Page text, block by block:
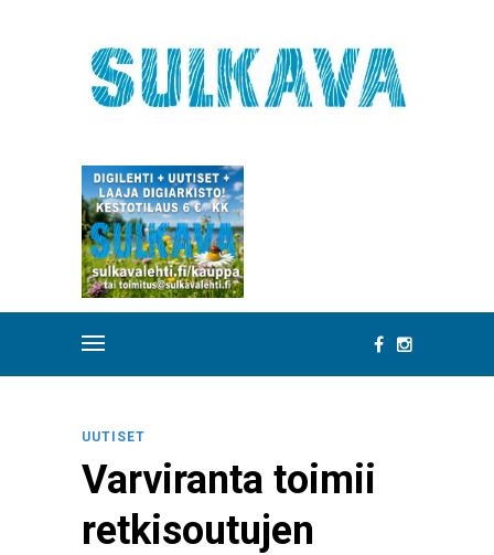
UUTISET
Varviranta toimii
retkisoutujen